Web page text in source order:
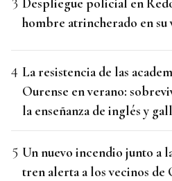
Despliegue policial en
hombre atrincherado en su
La resistencia de las
Ourense en verano:
la enseñanza de inglés y
Un nuevo incendio junto a
tren alerta a los vecinos de